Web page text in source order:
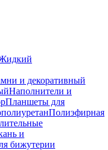
и декоративный
Наполнители и
Планшеты для
Полиэфирная
и
бижутерии